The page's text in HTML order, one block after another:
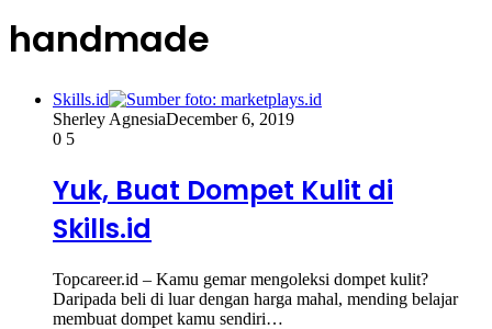
handmade
Skills.id
Sherley AgnesiaDecember 6, 2019
0 5
Yuk, Buat Dompet Kulit di
Skills.id
Topcareer.id – Kamu gemar mengoleksi dompet kulit?
Daripada beli di luar dengan harga mahal, mending belajar
membuat dompet kamu sendiri…